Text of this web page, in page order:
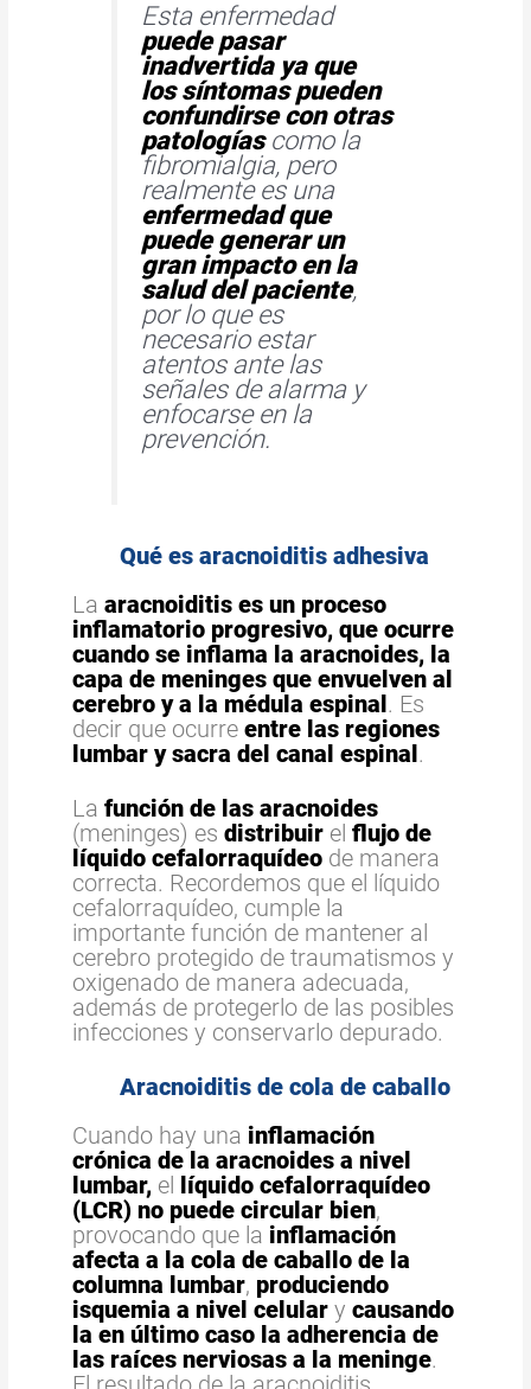
Esta enfermedad
puede pasar
inadvertidaya que
los síntomas pueden
confundirse con otras
patologíascomo la
fibromialgia, pero
realmente es una
enfermedad que
puede generar un
gran impacto en la
salud del paciente,
por lo que es
necesario estar
atentos ante las
señales de alarma y
enfocarse en la
prevención.
Qué es aracnoiditis adhesiva
Laaracnoiditis es un proceso
inflamatorio progresivo, que ocurre
cuando se inflama la aracnoides, la
capa de meninges que envuelven al
cerebro y a la médula espinal. Es
decir que ocurreentre las regiones
lumbar y sacra del canal espinal.
Lafunción de las aracnoides
(meninges) esdistribuir elflujo de
líquido cefalorraquídeo de manera
correcta. Recordemos que el líquido
cefalorraquídeo, cumple la
importante función de mantener al
cerebro protegido de traumatismos y
oxigenado de manera adecuada,
además de protegerlo de las posibles
infecciones y conservarlo depurado.
Aracnoiditis de cola de caballo
Cuando hay una inflamación
crónica de la aracnoides a nivel
lumbar, el líquido cefalorraquídeo
(LCR) no puede circular bien,
provocando que la inflamación
afecta a la cola de caballo de la
columna lumbar, produciendo
isquemia a nivel celular ycausando
la en último caso la adherencia de
las raíces nerviosas a la meninge.